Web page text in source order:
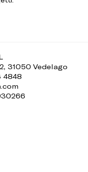
31050 Vedelago
4848